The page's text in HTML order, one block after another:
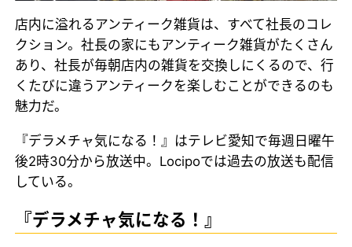
店内に溢れるアンティーク雑貨は、すべて社長のコレ
クション。社長の家にもアンティーク雑貨がたくさん
あり、社長が毎朝店内の雑貨を交換しにくるので、行
くたびに違うアンティークを楽しむことができるのも
魅力だ。
『デラメチャ気になる！』はテレビ愛知で毎週日曜午
後2時30分から放送中。Locipoでは過去の放送も配信
している。
『デラメチャ気になる！』